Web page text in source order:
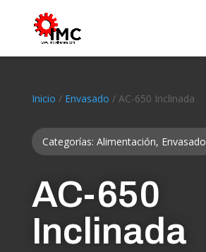
Inicio / Envasado / AC-650 Inclinada
Categorías: Alimentación, Envasado
AC-650
Inclinada